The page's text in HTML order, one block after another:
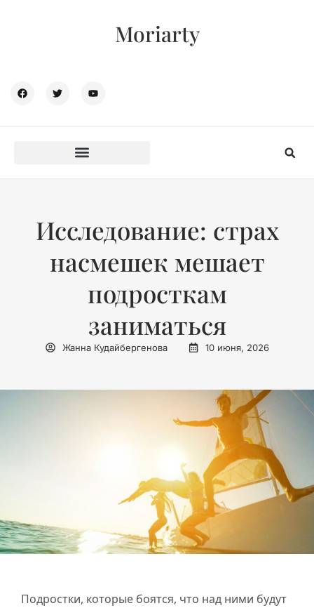
Moriarty
Исследование: страх
насмешек мешает
подросткам
заниматься
Жанна Кудайбергенова 10 июня, 2026
Подростки, которые боятся, что над ними будут